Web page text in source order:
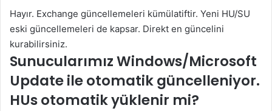
Hayır. Exchange güncellemeleri kümülatiftir. Yeni HU/SU
eski güncellemeleri de kapsar. Direkt en güncelini
kurabilirsiniz.
Sunucularımız Windows/Microsoft
Update ile otomatik güncelleniyor.
HUs otomatik yüklenir mi?